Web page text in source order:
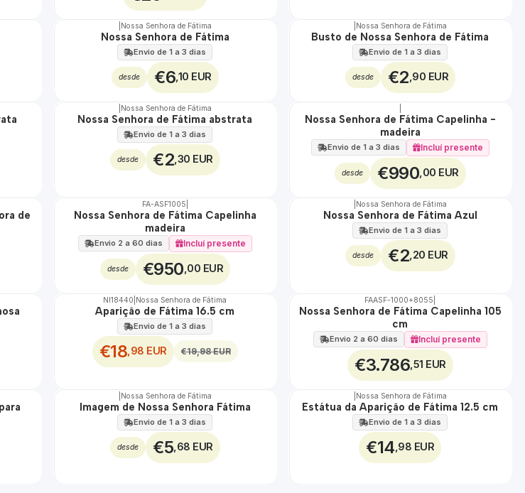
Nossa Senhora de Fátima
Nossa Senhora de Fátima
Envio de 1 a 3 dias
desde €6 ,10 EUR
Não Disponível
Nossa Senhora de Fátima
Busto de Nossa Senhora de Fátima
Envio de 1 a 3 dias
desde €2 ,90 EUR
Nossa Senhora de Fátima
Nossa Senhora de Fátima abstrata
Envio de 1 a 3 dias
desde €2 ,30 EUR
🇵🇹
EXCLUSIVO
Nossa Senhora de Fátima Capelinha -
madeira
Envio de 1 a 3 dias Incluí presente
desde €990 ,00 EUR
de
🇵🇹
TOP
FA-ASF1005
Nossa Senhora de Fátima Capelinha
madeira
Envio 2 a 60 dias Incluí presente
desde €950 ,00 EUR
Nossa Senhora de Fátima
Nossa Senhora de Fátima Azul
Envio de 1 a 3 dias
desde €2 ,20 EUR
DESCONTO
NI18440 Nossa Senhora de Fátima
Aparição de Fátima 16.5 cm
Envio de 1 a 3 dias
€18 ,98 EUR €19,98 EUR
🇵🇹
TOP
FAASF-1000+8055
Nossa Senhora de Fátima Capelinha 105
cm
Envio 2 a 60 dias Incluí presente
€3.786 ,51 EUR
Nossa Senhora de Fátima
Imagem de Nossa Senhora Fátima
Envio de 1 a 3 dias
desde €5 ,68 EUR
Nossa Senhora de Fátima
Estátua da Aparição de Fátima 12.5 cm
Envio de 1 a 3 dias
€14 ,98 EUR